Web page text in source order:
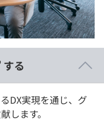
る
DX実現を通じ、グ
します。